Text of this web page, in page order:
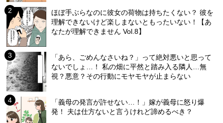
ほぼ手ぶらなのに彼女の荷物は持ちたくない？ 彼を
理解できないけど楽しまないともったいない！【あ
なたが理解できません Vol.8】
「あら、ごめんなさいね？」って絶対悪いと思って
ないでしょ…！ 私の畑に平然と踏み入る隣人…無
視？悪意？その行動にモヤモヤが止まらない
「義母の発言が許せない…！」嫁が義母に怒り爆
発！ 夫は仕方ないと言うけれど諦めるべき？